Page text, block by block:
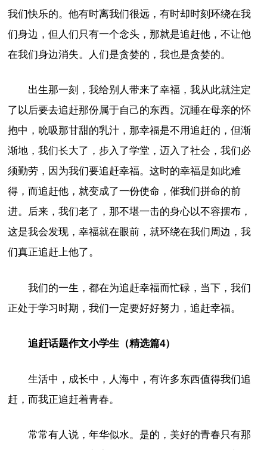
我们快乐的。他有时离我们很远，有时却时刻环绕在我
们身边，但人们只有一个念头，那就是追赶他，不让他
在我们身边消失。人们是贪婪的，我也是贪婪的。
出生那一刻，我给别人带来了幸福，我从此就注定
了以后要去追赶那份属于自己的东西。沉睡在母亲的怀
抱中，吮吸那甘甜的乳汁，那幸福是不用追赶的，但渐
渐地，我们长大了，步入了学堂，迈入了社会，我们必
须勤劳，因为我们要追赶幸福。这时的幸福是如此难
得，而追赶他，就变成了一份使命，催我们拼命的前
进。后来，我们老了，那不堪一击的身心以不容摆布，
这是我会发现，幸福就在眼前，就环绕在我们周边，我
们真正追赶上他了。
我们的一生，都在为追赶幸福而忙碌，当下，我们
正处于学习时期，我们一定要好好努力，追赶幸福。
追赶话题作文小学生（精选篇4）
生活中，成长中，人海中，有许多东西值得我们追
赶，而我正追赶着青春。
常常有人说，年华似水。是的，美好的青春只有那